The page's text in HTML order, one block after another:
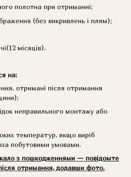
полотна при отриманні;
(без викривлень і плям);
місяців).
на:
отримані після отримання
неправильного монтажу або
температур, якщо виріб
побутовими умовами.
з пошкодженнями — повідомте
отримання, додавши фото.